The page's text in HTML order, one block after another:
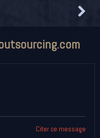
Citer ce message